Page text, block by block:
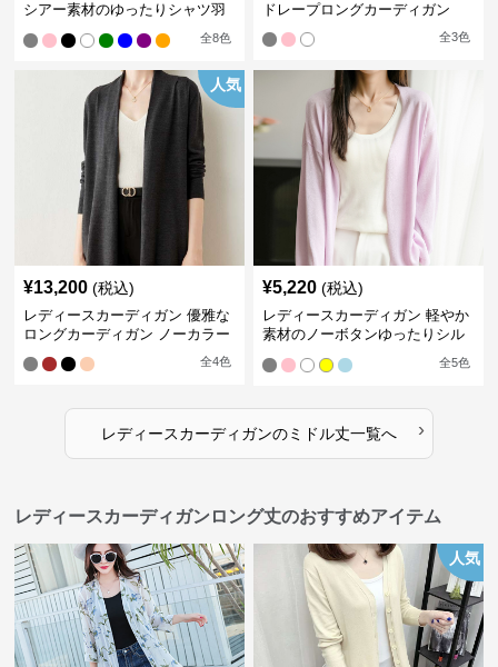
シアー素材のゆったりシャツ羽
全8色
ドレープロングカーディガン
全3色
人気
¥13,200 (税込)
レディースカーディガン 優雅な
ロングカーディガン ノーカラー
全4色
¥5,220 (税込)
レディースカーディガン 軽やか
素材のノーボタンゆったりシル
全5色
レディースカーディガンのミドル丈一覧へ ›
レディースカーディガンロング丈のおすすめアイテム
人気